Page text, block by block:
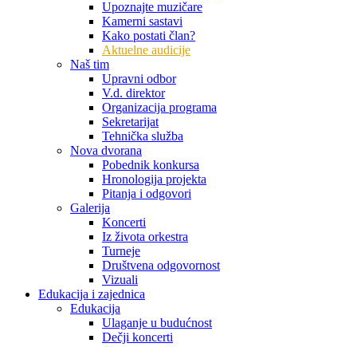
Upoznajte muzičare
Kamerni sastavi
Kako postati član?
Aktuelne audicije
Naš tim
Upravni odbor
V.d. direktor
Organizacija programa
Sekretarijat
Tehnička služba
Nova dvorana
Pobednik konkursa
Hronologija projekta
Pitanja i odgovori
Galerija
Koncerti
Iz života orkestra
Turneje
Društvena odgovornost
Vizuali
Edukacija i zajednica
Edukacija
Ulaganje u budućnost
Dečji koncerti